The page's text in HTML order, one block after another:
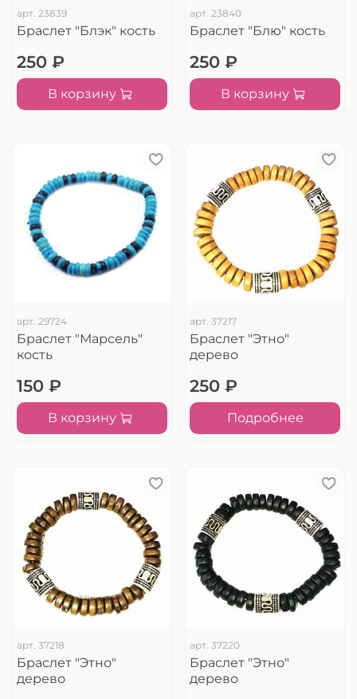
арт. 23839
Браслет "Блэк" кость
250 ₽
В корзину
арт. 23840
Браслет "Блю" кость
250 ₽
В корзину
арт. 29724
Браслет "Марсель"
кость
150 ₽
В корзину
арт. 37217
Браслет "Этно"
дерево
250 ₽
Подробнее
арт. 37218
Браслет "Этно"
дерево
арт. 37220
Браслет "Этно"
дерево